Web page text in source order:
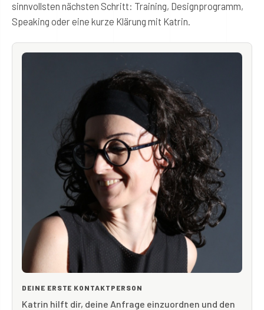
sinnvollsten nächsten Schritt: Training, Designprogramm,
Speaking oder eine kurze Klärung mit Katrin.
DEINE ERSTE KONTAKTPERSON
Katrin hilft dir, deine Anfrage einzuordnen und den